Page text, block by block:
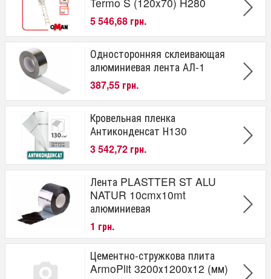
5 546,68 грн.
Односторонняя склеивающая
алюминиевая лента АЛ-1
387,55 грн.
Кровельная пленка
Антиконденсат Н130
3 542,72 грн.
Лента PLASTTER ST ALU
NATUR 10cmx10mt
алюминиевая
1 грн.
Цементно-стружкова плита
ArmoPlit 3200х1200х12 (мм)